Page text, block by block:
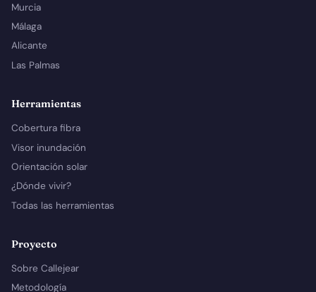
Murcia
Málaga
Alicante
Las Palmas
Herramientas
Cobertura fibra
Visor inundación
Orientación solar
¿Dónde vivir?
Todas las herramientas
Proyecto
Sobre Callejear
Metodología